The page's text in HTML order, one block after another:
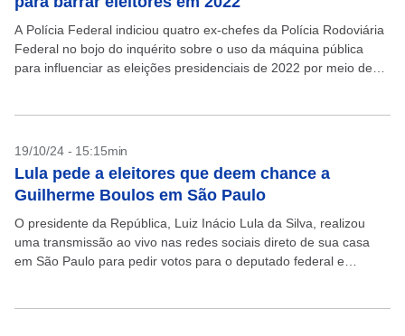
A Polícia Federal indiciou quatro ex-chefes da Polícia Rodoviária
Federal no bojo do inquérito sobre o uso da máquina pública
para influenciar as eleições presidenciais de 2022 por meio de
19/10/24 - 15:15min
Lula pede a eleitores que deem chance a
Guilherme Boulos em São Paulo
O presidente da República, Luiz Inácio Lula da Silva, realizou
uma transmissão ao vivo nas redes sociais direto de sua casa
em São Paulo para pedir votos para o deputado federal e